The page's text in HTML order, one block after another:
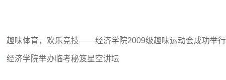
趣味体育，欢乐竞技——经济学院2009级趣味运动会成功举行
经济学院举办临考秘笈星空讲坛